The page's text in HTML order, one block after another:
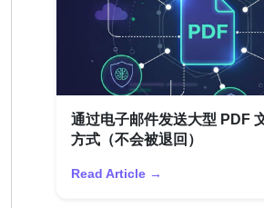
通过电子邮件发送大型 PDF
方式（不会被退回）
Read Article →